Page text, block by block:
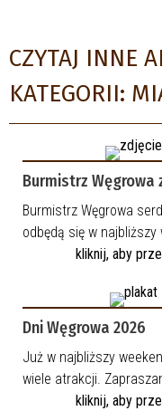
CZYTAJ INNE
KATEGORII:
Burmistrz Węgrowa
Burmistrz Węgrowa
odbędą się w
kliknij, aby
Dni Węgrowa 2026
Już w najbliższy
wiele atrakcji.
kliknij, aby